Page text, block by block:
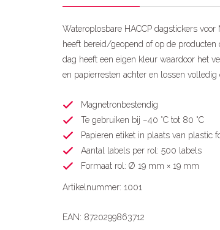
Wateroplosbare HACCP dagstickers
heeft bereid/geopend of op de
dag heeft een eigen kleur waardoor het
en papierresten achter en lossen
Magnetronbestendig
Te gebruiken bij −40 °C tot 80 °C
Papieren etiket in plaats van plastic
Aantal labels per rol: 500 labels
Formaat rol: Ø 19 mm × 19 mm
Artikelnummer: 1001
EAN: 8720299863712